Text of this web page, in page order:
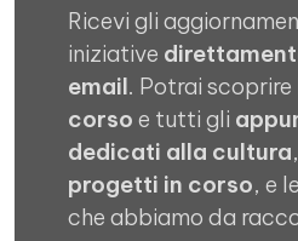
Ricevi gli
iniziative
email. Potrai scoprire
corso e tutti gli
dedicati alla cultura
progetti in corso, e
che abbiamo da